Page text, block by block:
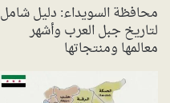
محافظة السويداء: دليل شامل
لتاريخ جبل العرب وأشهر
معالمها ومنتجاتها